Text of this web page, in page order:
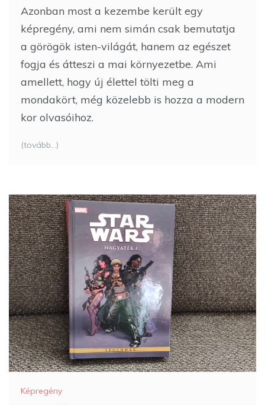
Azonban most a kezembe került egy
képregény, ami nem simán csak bemutatja
a görögök isten-világát, hanem az egészet
fogja és átteszi a mai környezetbe. Ami
amellett, hogy új élettel tölti meg a
mondakört, még közelebb is hozza a modern
kor olvasóihoz.
(tovább…)
Képregény